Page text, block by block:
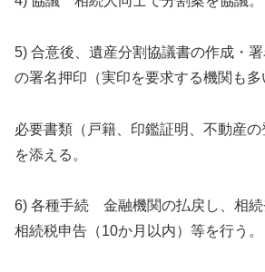
5) 合意後、遺産分割協議書の作成・
の署名押印（実印を要求する機関も多
必要書類（戸籍、印鑑証明、不動産の
を添える。
6) 各種手続 金融機関の払戻し、相続
相続税申告（10か月以内）等を行う。